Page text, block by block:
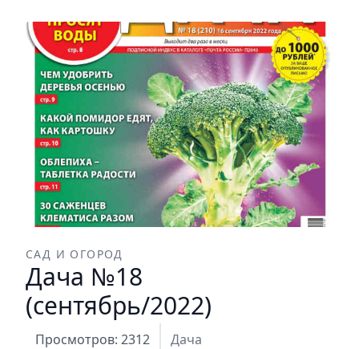
САД И ОГОРОД
Дача №18
(сентябрь/2022)
Просмотров: 2312 Дача